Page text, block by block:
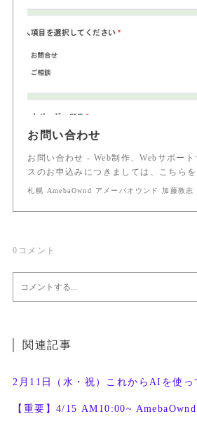
お問い合わせ
お問い合わせ - Web制作、Webサポー
スのお申込みにつきましては、こちら
札幌 AmebaOwnd アメーバオウンド 加藤敦志
0 コメント
関連記事